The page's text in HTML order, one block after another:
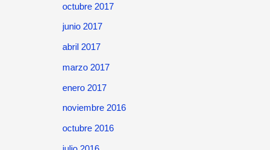
octubre 2017
junio 2017
abril 2017
marzo 2017
enero 2017
noviembre 2016
octubre 2016